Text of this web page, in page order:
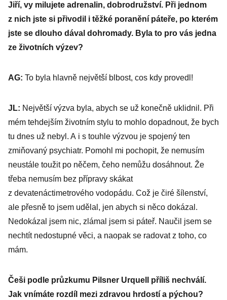
Mění se
technologie i
Jiří, vy milujete adrenalin, dobrodružství. Při jednom
z nich jste si přivodil i těžké poranění páteře, po kterém
jste se dlouho dával dohromady. Byla to pro vás jedna
ze životních výzev?
AG: To byla hlavně největší ­blbost, cos kdy provedl!
JL: Největší výzva byla, abych se už konečně uklidnil. Při
mém tehdejším životním stylu to mohlo dopadnout, že bych
tu dnes už nebyl. A i s touhle výzvou je spojený ten
zmiňovaný psychiatr. Pomohl mi pochopit, že nemusím
neustále toužit po něčem, čeho nemůžu dosáhnout. Že
třeba nemusím bez přípravy skákat
z devatenáctimetrového vodopádu. Což je čiré šílenství,
ale přesně to jsem udělal, jen abych si něco dokázal.
Nedokázal jsem nic, zlámal jsem si páteř. Naučil jsem se
nechtít nedostupné věci, a naopak se radovat z toho, co
mám.
Češi podle průzkumu Pilsner Urquell příliš nechválí.
Jak vnímáte rozdíl mezi zdravou hrdostí a pýchou?